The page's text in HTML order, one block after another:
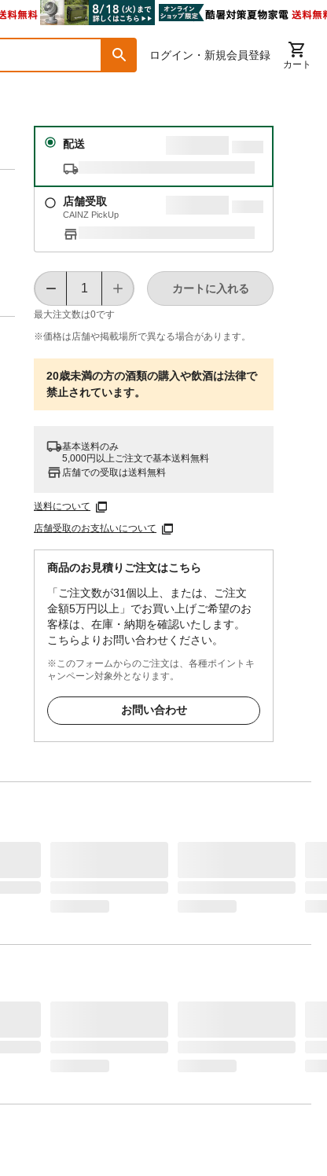
ログイン・新規会員登録
カート
配送
店舗受取
CAINZ PickUp
最大注文数は0です
カートに入れる
※価格は​店舗や​掲載場所で​異なる​場合が​あります。
20歳未満の方の酒類の購入や飲酒は法律で
禁止されています。
基本送料のみ
5,000円以上ご注文で基本送料無料
店舗での受取は送料無料
送料について
店舗受取のお支払いについて
商品のお見積りご注文はこちら
「ご注文数が31個以上、または、ご注文
金額5万円以上」でお買い上げご希望のお
客様は、在庫・納期を確認いたします。
こちらよりお問い合わせください。
※このフォームからのご注文は、各種ポイントキ
ャンペーン対象外となります。
お問い合わせ